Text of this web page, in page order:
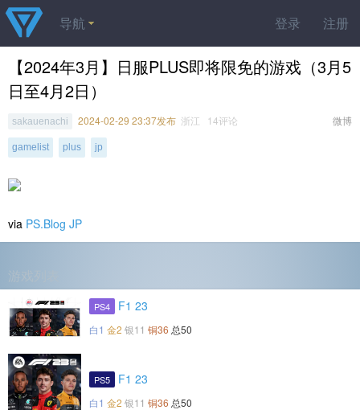
登录 注册
导航
【2024年3月】日服PLUS即将限免的游戏（3月5
日至4月2日）
微博
sakauenachi 2024-02-29 23:37发布 浙江 14评论
gamelist plus jp
via PS.Blog JP
游戏列表
PS4 F1 23
白1 金2 银11 铜36 总50
PS5 F1 23
白1 金2 银11 铜36 总50